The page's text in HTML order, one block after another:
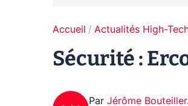
Accueil Actualités High-
Sécurité :
Par Jérôme Bouteiller